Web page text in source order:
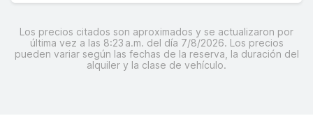
Los precios citados son aproximados y se actualizaron por
última vez a las 8:23 a.m. del día 7/8/2026. Los precios
pueden variar según las fechas de la reserva, la duración del
alquiler y la clase de vehículo.